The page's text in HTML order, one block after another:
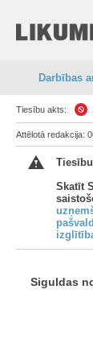
Darbības
Tiesību akts:
Attēlotā redakcija:
Skatīt
Siguldas